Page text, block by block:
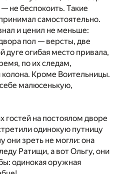
не беспокоить. Такие
самостоятельно.
и ценил не меньше:
пол — версты, две
дуге огибая место привала,
по их следам,
колона. Кроме Воительницы.
малюсенькую,
гостей на постоялом дворе
одинокую путницу
они зреть не могли: она
Ратищи, а вот Ольгу, они
одинокая оружная